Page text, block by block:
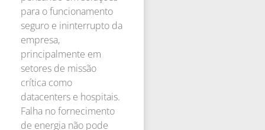
para o funcionamento
seguro e ininterrupto da
empresa,
principalmente em
setores de missão
crítica como
datacenters e hospitais.
Falha no fornecimento
de energia não pode